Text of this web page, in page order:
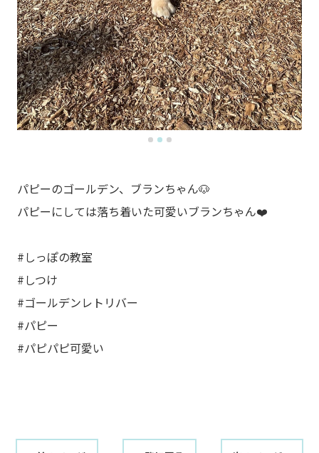
パピーのゴールデン、ブランちゃん🐶
パピーにしては落ち着いた可愛いブランちゃん❤️
#しっぽの教室
#しつけ
#ゴールデンレトリバー
#パピー
#パピパピ可愛い